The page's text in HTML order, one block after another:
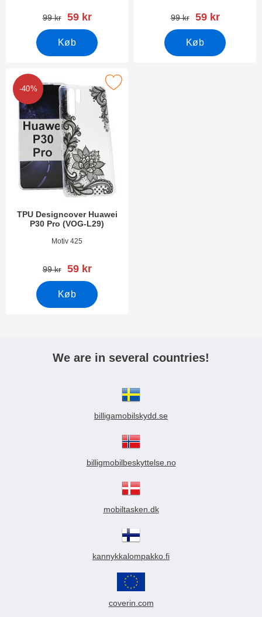
pris
99 kr pris
59 kr
Køb
pris
99 kr pris
59 kr
Køb
-40%
TPU Designcover Huawei
P30 Pro (VOG-L29)
Varenr 31042Motiv 425
pris
99 kr pris
59 kr
Køb
tPU Designcover Huawei P30 Pro (VOG-L29) som favorit
We are in several countries!
billigamobilskydd.se
billigmobilbeskyttelse.no
mobiltasken.dk
kannykkalompakko.fi
coverin.com